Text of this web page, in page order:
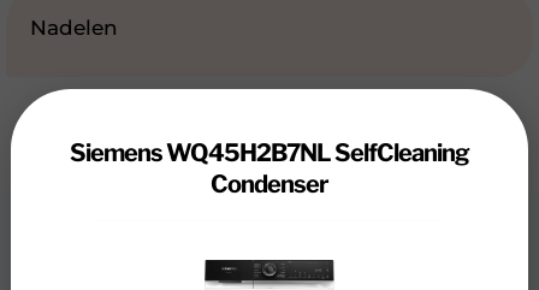
Nadelen
Siemens WQ45H2B7NL SelfCleaning
Siemens WQ45H2B7NL SelfCleaning
Condenser